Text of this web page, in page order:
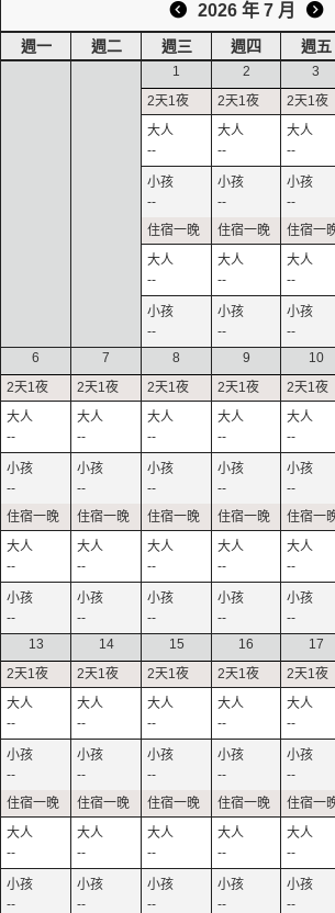
2026 年 7 月
週一 週二 週三 週四 週五
1
--
--
--
--
2
--
--
--
--
3
--
--
--
--
6
--
--
--
--
7
--
--
--
--
8
--
--
--
--
9
--
--
--
--
10
--
--
--
--
13
--
--
--
--
14
--
--
--
--
15
--
--
--
--
16
--
--
--
--
17
--
--
--
--